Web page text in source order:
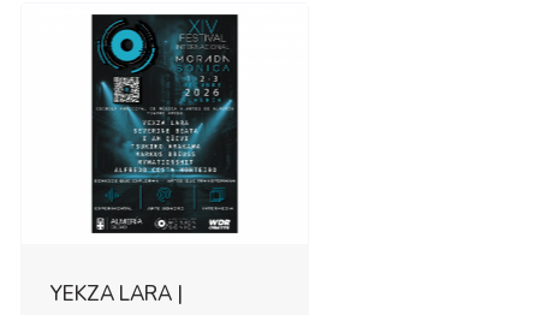
YEKZA LARA |